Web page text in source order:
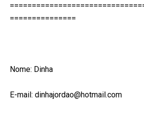
===============
Nome: Dinha
E-mail: dinhajordao@hotmail.com